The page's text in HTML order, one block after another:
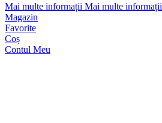
Mai multe informații Mai multe informații
Magazin
Favorite
Coș
Contul Meu